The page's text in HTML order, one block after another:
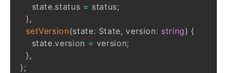
    state
.status = status;
},
setVersion(state: State, version: string) {
    state
.version = version;
},
};